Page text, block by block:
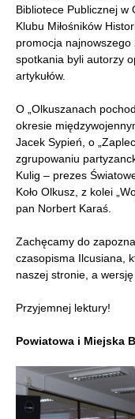
Bibliotece Publicznej w
Klubu Miłośników
promocja najnowszego
spotkania byli autorzy
artykułów.
O „Olkuszanach
okresie
Jacek Sypień, o
zgrupowaniu
Kulig – prezes
Koło Olkusz, z kolei
pan Norbert Karaś.
Zachęcamy do
czasopisma Ilcusiana,
naszej stronie, a
Przyjemnej lektury!
Powiatowa i Miejska